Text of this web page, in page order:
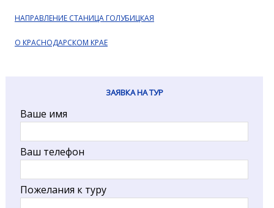
НАПРАВЛЕНИЕ СТАНИЦА ГОЛУБИЦКАЯ
О КРАСНОДАРСКОМ КРАЕ
ЗАЯВКА НА ТУР
Ваше имя
Ваш телефон
Пожелания к туру